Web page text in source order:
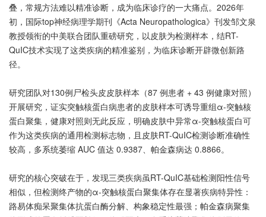
叠，常规方法难以精准诊断，成为临床诊疗的一大痛点。2026年
初，国际top神经病理学期刊《Acta Neuropathologica》刊发邹文泉
教授领衔的中美联合团队重磅研究，以皮肤为检测样本，结RT-
QuIC技术实现了这类疾病的精准鉴别，为临床诊断开辟微创新路
径。
研究团队对130例尸检头皮皮肤样本（87 例患者 + 43 例健康对照）
开展研究，证实突触核蛋白病患者的皮肤样本可诱导重组α-突触核
蛋白聚集，健康对照则无此反应，明确皮肤中异常α-突触核蛋白可
作为这类疾病的通用检测标志物，且皮肤RT-QuIC检测诊断准确性
较高，多系统萎缩 AUC 值达 0.9387、帕金森病达 0.8866。
研究的核心突破在于，发现三类疾病虽RT-QuIC基础检测阳性信号
相似，但检测终产物的α-突触核蛋白聚集体存在显著疾病特异性：
路易体痴呆聚集体抗蛋白酶分解、构象稳定性最强；帕金森病聚集